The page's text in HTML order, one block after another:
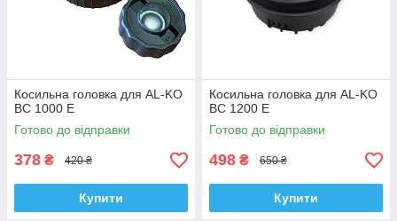
Косильна головка для AL-KO
BC 1000 E
Готово до відправки
378 ₴ 420 ₴
Купити
Косильна головка для AL-KO
BC 1200 E
Готово до відправки
498 ₴ 650 ₴
Купити